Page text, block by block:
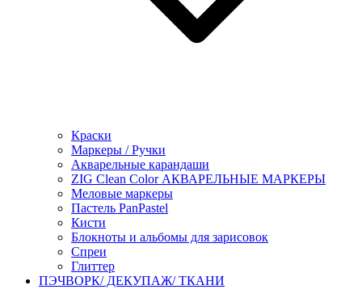
Краски
Маркеры / Ручки
Акварельные карандаши
ZIG Clean Color АКВАРЕЛЬНЫЕ МАРКЕРЫ
Меловые маркеры
Пастель PanPastel
Кисти
Блокноты и альбомы для зарисовок
Спреи
Глиттер
ПЭЧВОРК/ ДЕКУПАЖ/ ТКАНИ